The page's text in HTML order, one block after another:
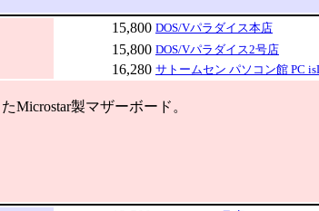
15,800 DOS/Vパラダイス本店
15,800 DOS/Vパラダイス2号店
16,280 サトームセン パソコン館 PC
製マザーボード。